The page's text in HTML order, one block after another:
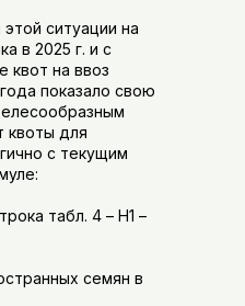
ситуации на
в 2025 г. и с
квот на ввоз
показало свою
квоты для
с текущим
табл. 4 – Н1 –
семян в